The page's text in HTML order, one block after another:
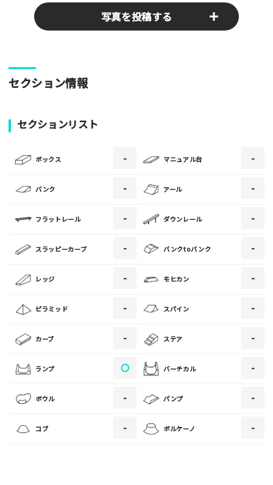
写真を投稿する
パークやスポットの写真をぜひお送りください！あなたの写真
がみんなの参考となります！
[text photo1alt placeholder "写真の解説※任意]
写真
写真
[text photo3alt placeholder "写真の解説※任意]
ご注意事項
・人物の顔が写っている場合はモザイク処理を行います。
・画像の規定サイズは横幅640px以上となります。
セクション情報
セクションリスト
ボックス - マニュアル台 -
バンク - アール -
フラットレール - ダウンレール -
スラッピーカーブ - バンクtoバンク -
レッジ - モヒカン -
ピラミッド - スパイン -
カーブ - ステア -
ランプ 〇 バーチカル -
ボウル - パンプ -
コブ - ボルケーノ -